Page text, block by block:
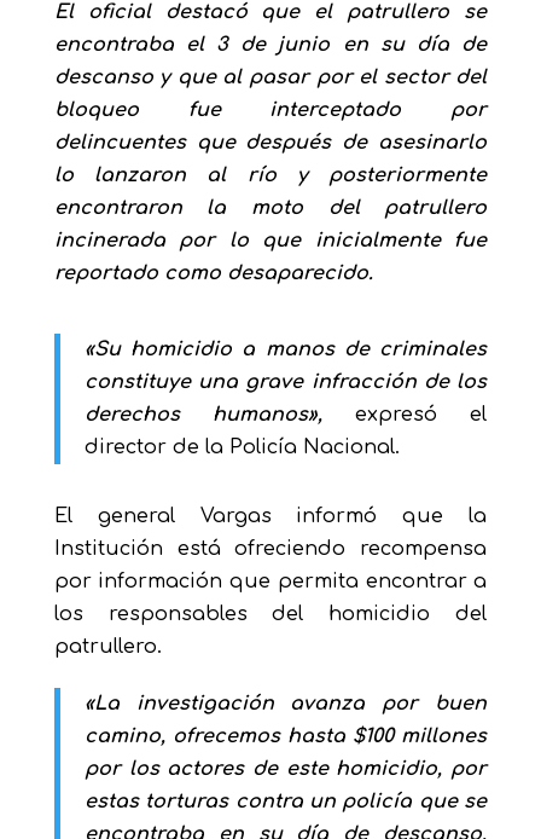
El oficial destacó que el patrullero se
encontraba el 3 de junio en su día de
descanso y que al pasar por el sector del
bloqueo fue interceptado por
delincuentes que después de asesinarlo
lo lanzaron al río y posteriormente
encontraron la moto del patrullero
incinerada por lo que inicialmente fue
reportado como desaparecido.
«Su homicidio a manos de criminales
constituye una grave infracción de los
derechos humanos»,
expresó el
director de la Policía Nacional.
El general Vargas informó que la
Institución está ofreciendo recompensa
por información que permita encontrar a
los responsables del homicidio del
patrullero.
«La investigación avanza por buen
camino, ofrecemos hasta $100 millones
por los actores de este homicidio, por
estas torturas contra un policía que se
encontraba en su día de descanso.